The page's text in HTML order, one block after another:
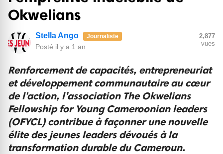
Okwelians
Stella Ango Journaliste
Posté il y a 1 an
2,877
vues
Renforcement de capacités, entrepreneuriat
et développement communautaire au cœur
de l'action, l’association The Okwelians
Fellowship for Young Cameroonian leaders
(OFYCL) contribue à façonner une nouvelle
élite des jeunes leaders dévoués à la
transformation durable du Cameroun.